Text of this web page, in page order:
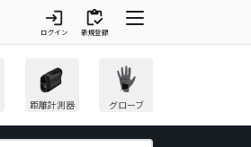
login
ログイン
inventory
新規登録
距離計測器 グローブ